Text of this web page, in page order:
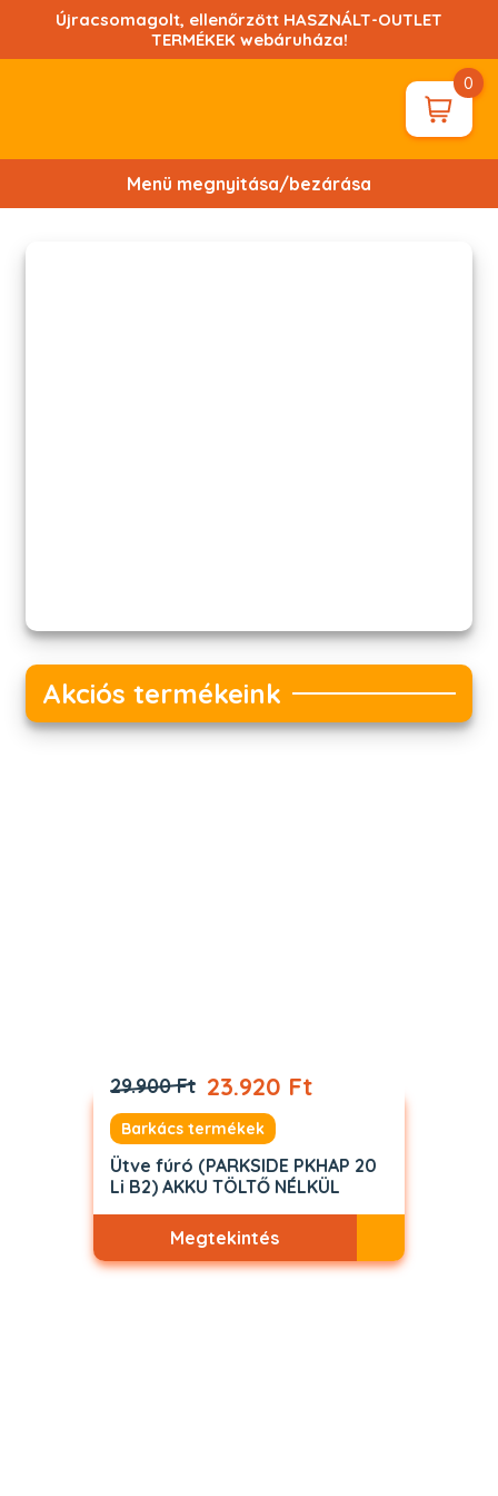
tartalomhoz!
Újracsomagolt, ellenőrzött HASZNÁLT-OUTLET
TERMÉKEK webáruháza!
0
Menü megnyitása/bezárása
Akciós termékeink
29.900 Ft 23.920 Ft
Barkács termékek
Ütve fúró (PARKSIDE PKHAP 20
Li B2) AKKU TÖLTŐ NÉLKÜL
Megtekintés